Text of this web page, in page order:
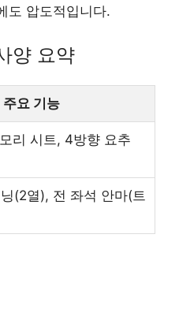
도 압도적입니다.
양 요약
주요 기능
리 시트, 4방향 요추
(2열), 전 좌석 안마(트